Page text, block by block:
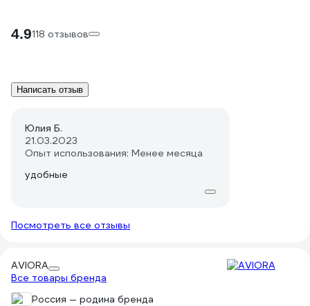
4.9118 отзывов
Написать отзыв
Юлия Б.
21.03.2023
Опыт использования: Менее месяца
удобные
Посмотреть все отзывы
AVIORA
Все товары бренда
Россия — родина бренда